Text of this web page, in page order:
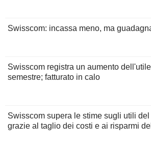
Swisscom: incassa meno, ma
Swisscom registra un aumento
semestre; fatturato in calo
Swisscom supera le stime sugli utili
grazie al taglio dei costi e ai risparmi